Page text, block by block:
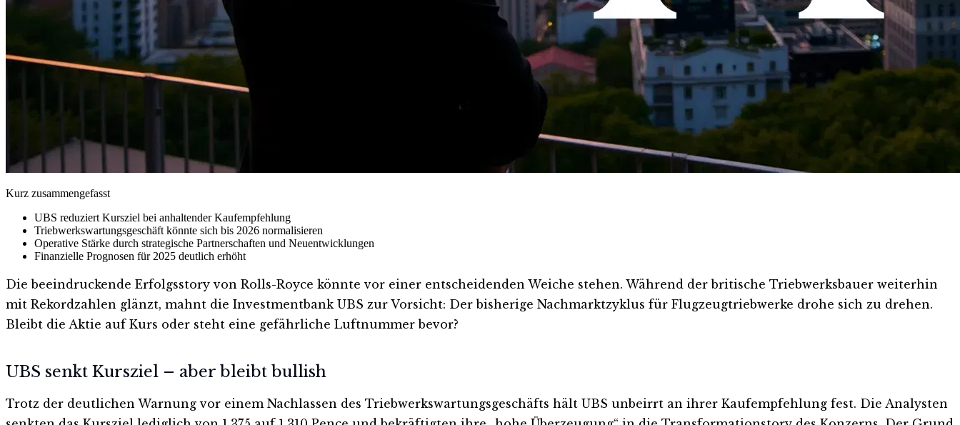
Kurz zusammengefasst
UBS reduziert Kursziel bei anhaltender Kaufempfehlung
Triebwerkswartungsgeschäft könnte sich bis 2026 normalisieren
Operative Stärke durch strategische Partnerschaften und Neuentwicklungen
Finanzielle Prognosen für 2025 deutlich erhöht
Die beeindruckende Erfolgsstory von Rolls-Royce könnte vor einer entscheidenden Weiche stehen. Während der britische Triebwerksbauer weiterhin
mit Rekordzahlen glänzt, mahnt die Investmentbank UBS zur Vorsicht: Der bisherige Nachmarktzyklus für Flugzeugtriebwerke drohe sich zu drehen.
Bleibt die Aktie auf Kurs oder steht eine gefährliche Luftnummer bevor?
UBS senkt Kursziel – aber bleibt bullish
Trotz der deutlichen Warnung vor einem Nachlassen des Triebwerkswartungsgeschäfts hält UBS unbeirrt an ihrer Kaufempfehlung fest. Die Analysten